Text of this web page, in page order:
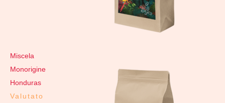
Miscela
Monorigine
Honduras
Valutato